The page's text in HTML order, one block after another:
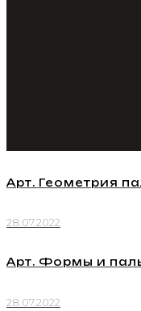
Арт. Геометрия
28.07.2022
Арт. Формы и
28.07.2022